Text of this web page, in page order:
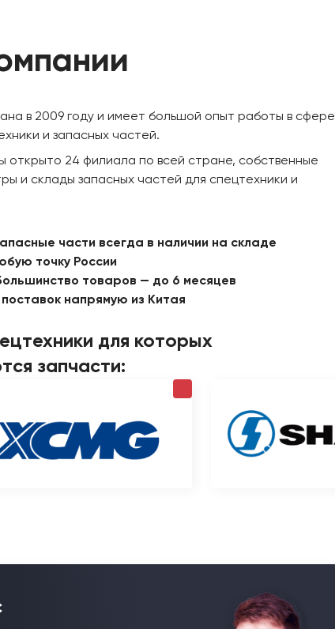
в 2009 году и имеет большой опыт работы в сфере
и запасных частей.
открыто 24 филиала по всей стране, собственные
и склады запасных частей для спецтехники и
части всегда в наличии на складе
точку России
товаров — до 6 месяцев
напрямую из Китая
для которых
запчасти: